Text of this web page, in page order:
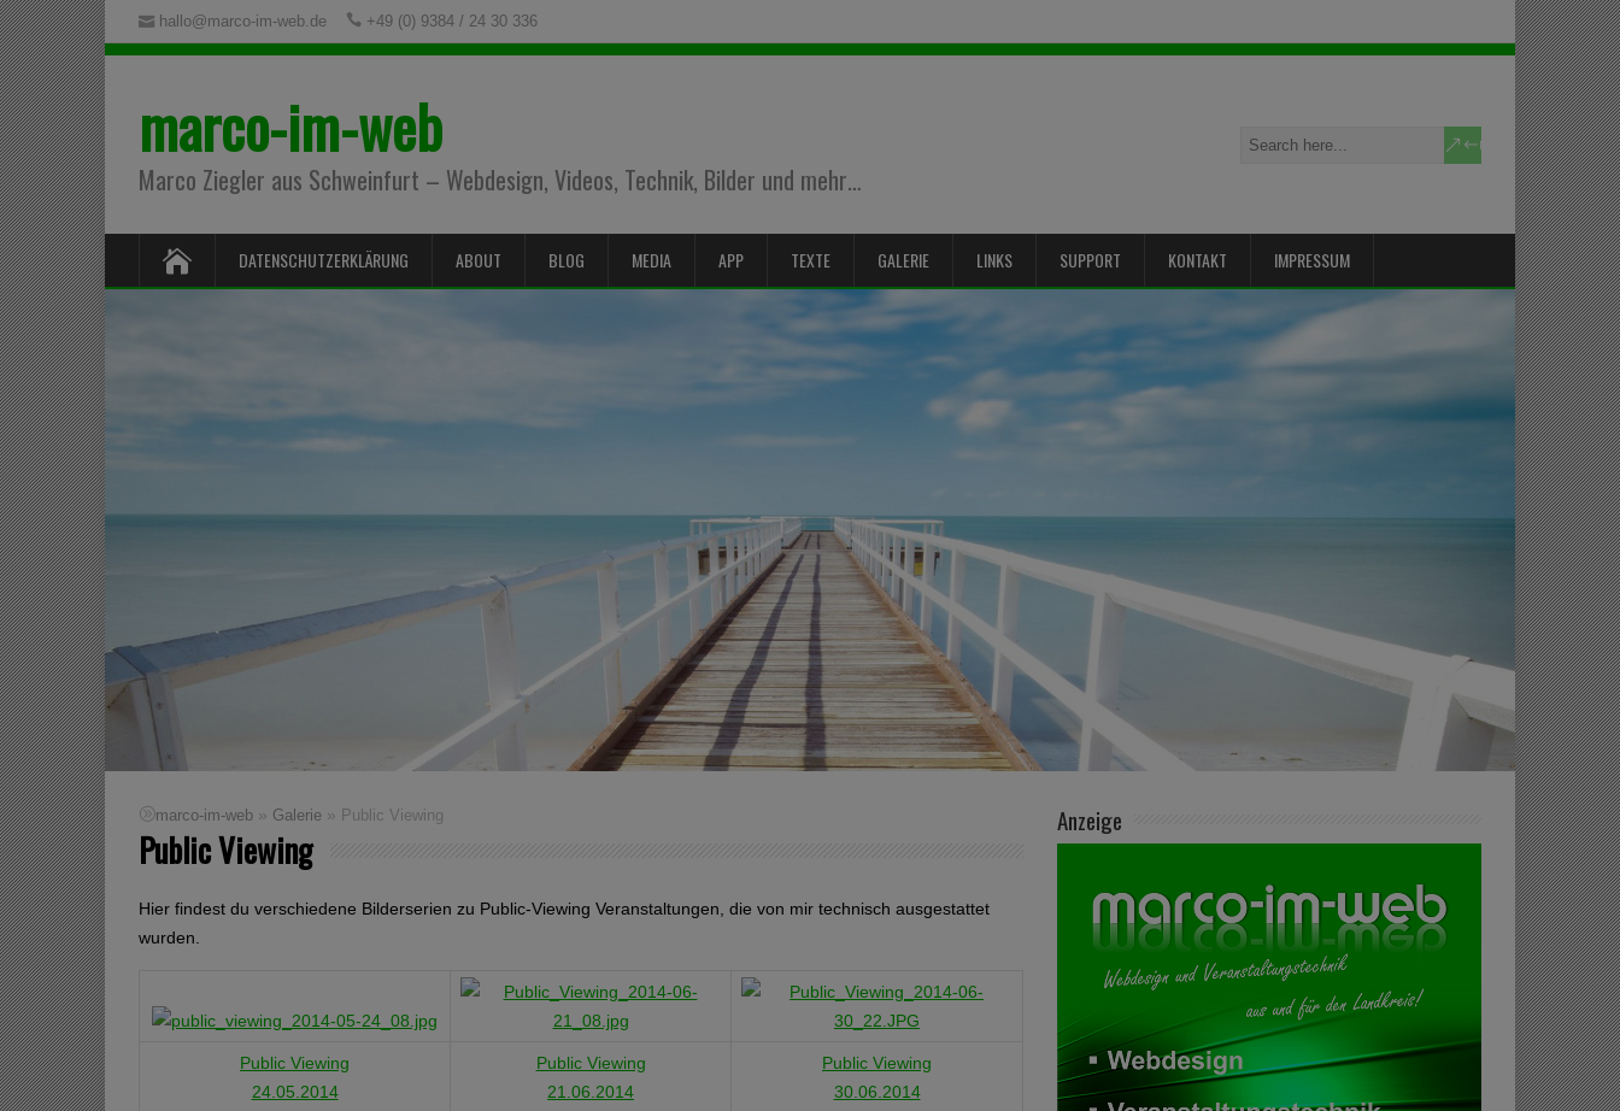
hallo@marco-im-web.de +49 (0) 9384 / 24 30 336
marco-im-web
Marco Ziegler aus Schweinfurt – Webdesign, Videos, Technik, Bilder und mehr…
DATENSCHUTZERKLÄRUNG ABOUT BLOG MEDIA APP TEXTE GALERIE LINKS SUPPORT KONTAKT IMPRESSUM
marco-im-web » Galerie » Public Viewing
Public Viewing
Hier findest du verschiedene Bilderserien zu Public-Viewing Veranstaltungen, die von mir technisch ausgestattet
wurden.
Public Viewing
24.05.2014
Public Viewing
21.06.2014
Public Viewing
30.06.2014
Anzeige